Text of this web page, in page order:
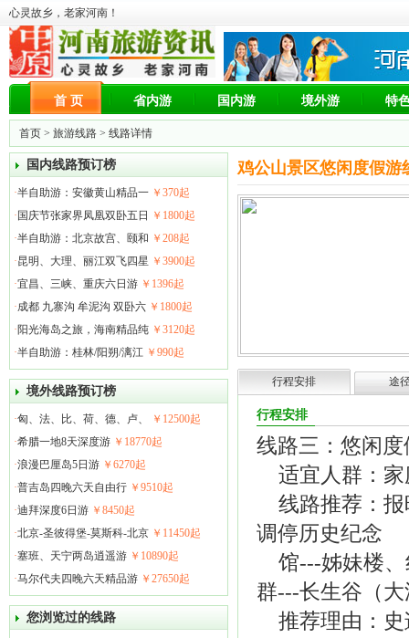
心灵故乡，老家河南！
首 页 省内游 国内游 境外游 特
首页 > 旅游线路 > 线路详情
国内线路预订榜
·半自助游：安徽黄山精品一 ￥370起
· 国庆节张家界凤凰双卧五日
￥1800起
·半自助游：北京故宫、颐和 ￥208起
·昆明、大理、丽江双飞四星 ￥3900起
·宜昌、三峡、重庆六日游 ￥1396起
·成都 九寨沟 牟泥沟 双卧六 ￥1800起
· 阳光海岛之旅，海南精品纯 ￥3120起
·半自助游：桂林/阳朔/漓江 ￥990起
境外线路预订榜
·匈、法、比、荷、德、卢、
￥12500起
·希腊一地8天深度游 ￥18770起
·浪漫巴厘岛5日游 ￥6270起
·普吉岛四晚六天自由行 ￥9510起
·迪拜深度6日游 ￥8450起
·北京-圣彼得堡-莫斯科-北京 ￥11450起
·塞班、天宁两岛逍遥游 ￥10890起
·马尔代夫四晚六天精品游 ￥27650起
您浏览过的线路
鸡公山景区悠闲度假游
行程安排 途
行程安排
线路三：悠闲度
适宜人群：家
线路推荐：报
调停历史纪念
馆---姊妹楼、
群---长生谷（
推荐理由：史